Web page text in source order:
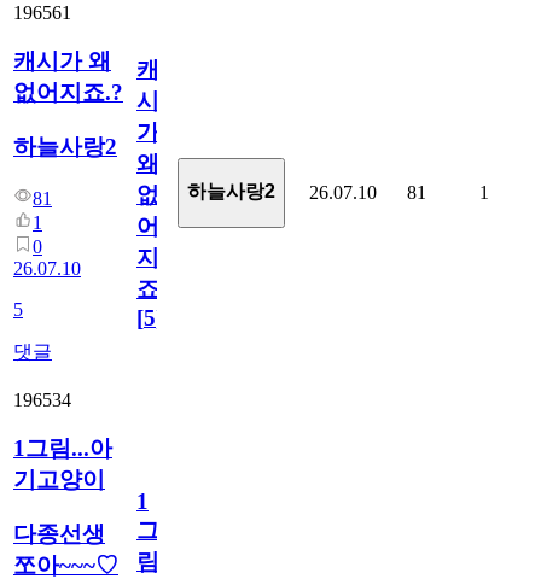
196561
캐시가 왜
없어지죠.?
하늘사랑2
81
1
0
26.07.10
5
댓글
캐
시
가
왜
없
어
지
죠.?
[5]
하늘사랑2 26.07.10 81 1
196534
1그림...아
기고양이
다종선생
쪼아~~~♡
1
그
림...